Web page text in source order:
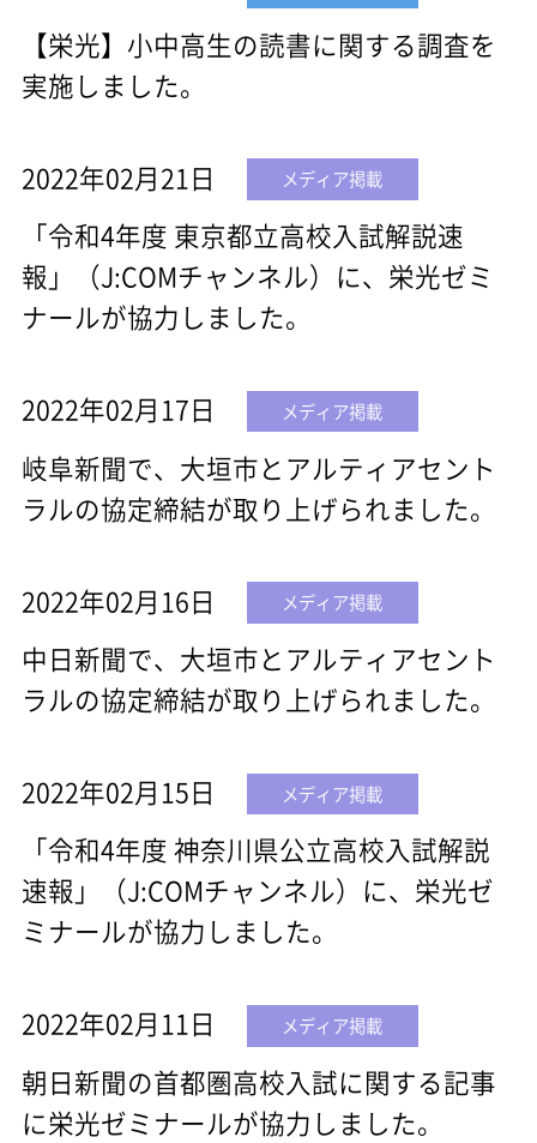
【栄光】小中高生の読書に関する調査を
実施しました。
2022年02月21日 メディア掲載
「令和4年度 東京都立高校入試解説速
報」（J:COMチャンネル）に、栄光ゼミ
ナールが協力しました。
2022年02月17日 メディア掲載
岐阜新聞で、大垣市とアルティアセント
ラルの協定締結が取り上げられました。
2022年02月16日 メディア掲載
中日新聞で、大垣市とアルティアセント
ラルの協定締結が取り上げられました。
2022年02月15日 メディア掲載
「令和4年度 神奈川県公立高校入試解説
速報」（J:COMチャンネル）に、栄光ゼ
ミナールが協力しました。
2022年02月11日 メディア掲載
朝日新聞の首都圏高校入試に関する記事
に栄光ゼミナールが協力しました。